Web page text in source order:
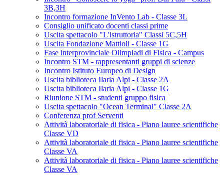
3B,3H
Incontro formazione InVento Lab - Classe 3L
Consiglio unificato docenti classi prime
Uscita spettacolo "L'istruttoria" Classi 5C,5H
Uscita Fondazione Mattioli - Classe 1G
Fase interprovinciale Olimpiadi di Fisica - Campus
Incontro STM - rappresentanti gruppi di scienze
Incontro Istituto Europeo di Design
Uscita biblioteca Ilaria Alpi - Classe 2A
Uscita biblioteca Ilaria Alpi - Classe 1G
Riunione STM - studenti gruppo fisica
Uscita spettacolo "Ocean Terminal" Classe 2A
Conferenza prof Serventi
Attività laboratoriale di fisica - Piano lauree scientifiche
Classe VD
Attività laboratoriale di fisica - Piano lauree scientifiche
Classe VA
Attività laboratoriale di fisica - Piano lauree scientifiche
Classe VA